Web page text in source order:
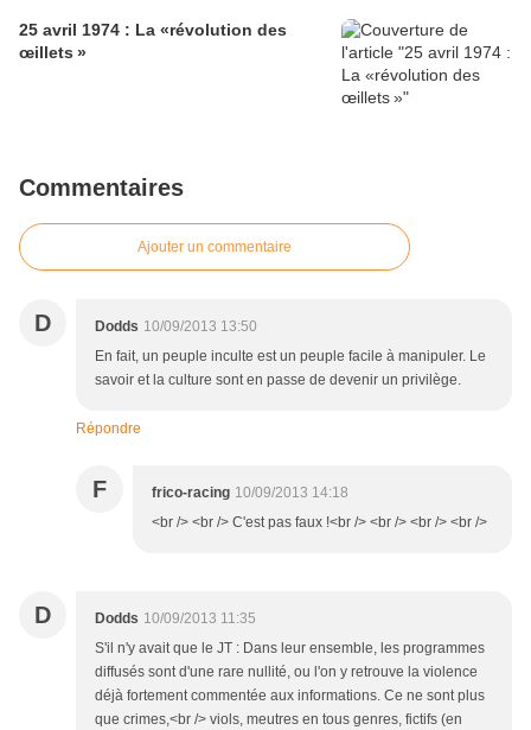
25 avril 1974 : La «révolution des
œillets »
Commentaires
Ajouter un commentaire
D Dodds 10/09/2013 13:50
En fait, un peuple inculte est un peuple facile à manipuler. Le
savoir et la culture sont en passe de devenir un privilège.
Répondre
F frico-racing 10/09/2013 14:18
<br /> <br /> C'est pas faux !<br /> <br /> <br /> <br />
D Dodds 10/09/2013 11:35
S'il n'y avait que le JT : Dans leur ensemble, les programmes
diffusés sont d'une rare nullité, ou l'on y retrouve la violence
déjà fortement commentée aux informations. Ce ne sont plus
que crimes,<br /> viols, meutres en tous genres, fictifs (en